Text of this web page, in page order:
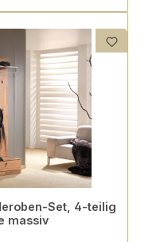
Set, 4-teilig
massiv